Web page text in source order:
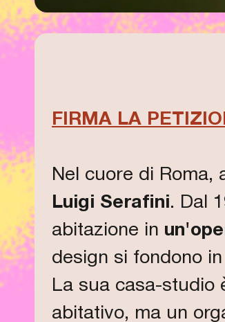
FIRMA LA
Nel cuore di Roma,
Luigi Serafini. Dal
abitazione in
design si fondono
La sua casa-studio
abitativo, ma un